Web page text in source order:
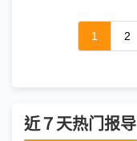
1 2
近７天热门报导